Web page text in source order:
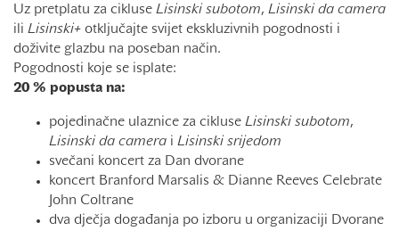
Uz pretplatu za cikluse Lisinski subotom, Lisinski da camera
ili Lisinski+ otključajte svijet ekskluzivnih pogodnosti i
doživite glazbu na poseban način.
Pogodnosti koje se isplate:
20 % popusta na:
pojedinačne ulaznice za cikluse Lisinski subotom,
Lisinski da camera i Lisinski srijedom
svečani koncert za Dan dvorane
koncert Branford Marsalis & Dianne Reeves Celebrate
John Coltrane
dva dječja događanja po izboru u organizaciji Dvorane